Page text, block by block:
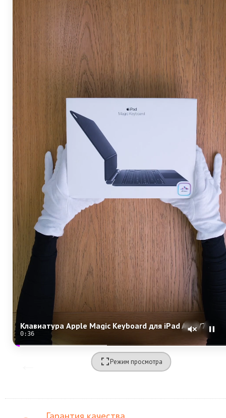
Клавиатура Apple Magic Keyboard для iPad Air 6/7/8 11 (MGYX4) Black
0:34
Режим просмотра